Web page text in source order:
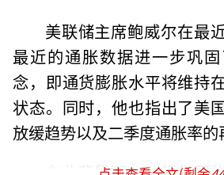
美联储主席鲍威尔在最
最近的通胀数据进一步巩
念，即通货膨胀水平将维持
状态。同时，他也指出了美
放缓趋势以及二季度通胀率的